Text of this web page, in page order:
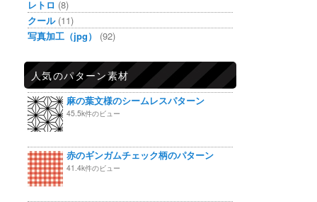
レトロ (8)
クール(11)
写真加工（jpg）
(92)
人気のパターン素材
麻の葉文様のシームレスパターン
45.5k件のビュー
赤のギンガムチェック柄のパターン
41.4k件のビュー